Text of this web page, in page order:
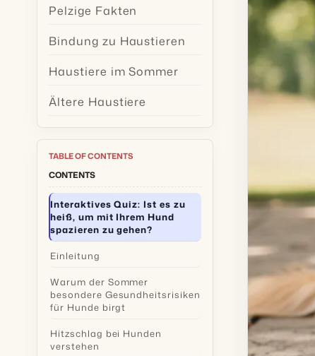
Pelzige Fakten
Bindung zu Haustieren
Haustiere im Sommer
Ältere Haustiere
TABLE OF CONTENTS
CONTENTS
Interaktives Quiz: Ist es zu
heiß, um mit Ihrem Hund
spazieren zu gehen?
Einleitung
Warum der Sommer
besondere Gesundheitsrisiken
für Hunde birgt
Hitzschlag bei Hunden
verstehen